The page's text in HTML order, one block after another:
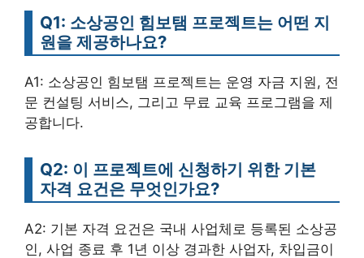
Q1: 소상공인 힘보탬 프로젝트는 어떤 지
원을 제공하나요?
A1: 소상공인 힘보탬 프로젝트는 운영 자금 지원, 전
문 컨설팅 서비스, 그리고 무료 교육 프로그램을 제
공합니다.
Q2: 이 프로젝트에 신청하기 위한 기본
자격 요건은 무엇인가요?
A2: 기본 자격 요건은 국내 사업체로 등록된 소상공
인, 사업 종료 후 1년 이상 경과한 사업자, 차입금이